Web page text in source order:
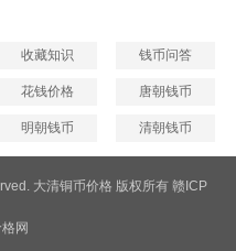
收藏知识 钱币问答
花钱价格 唐朝钱币
明朝钱币 清朝钱币
大清铜币价格 版权所有 赣ICP
网